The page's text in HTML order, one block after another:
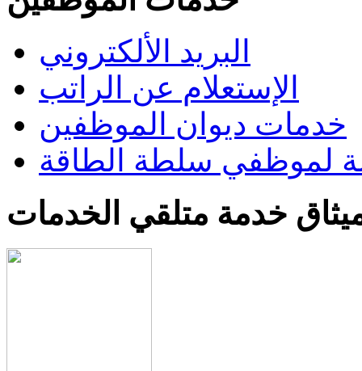
البريد الألكتروني
الإستعلام عن الراتب
خدمات ديوان الموظفين
لموظفي سلطة الطاقة
خدمة متلقي الخدمات